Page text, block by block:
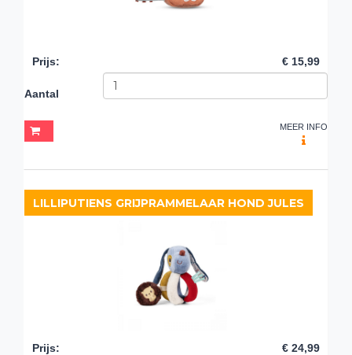
Prijs: € 15,99
Aantal
MEER INFO
LILLIPUTIENS GRIJPRAMMELAAR HOND JULES
Prijs: € 24,99